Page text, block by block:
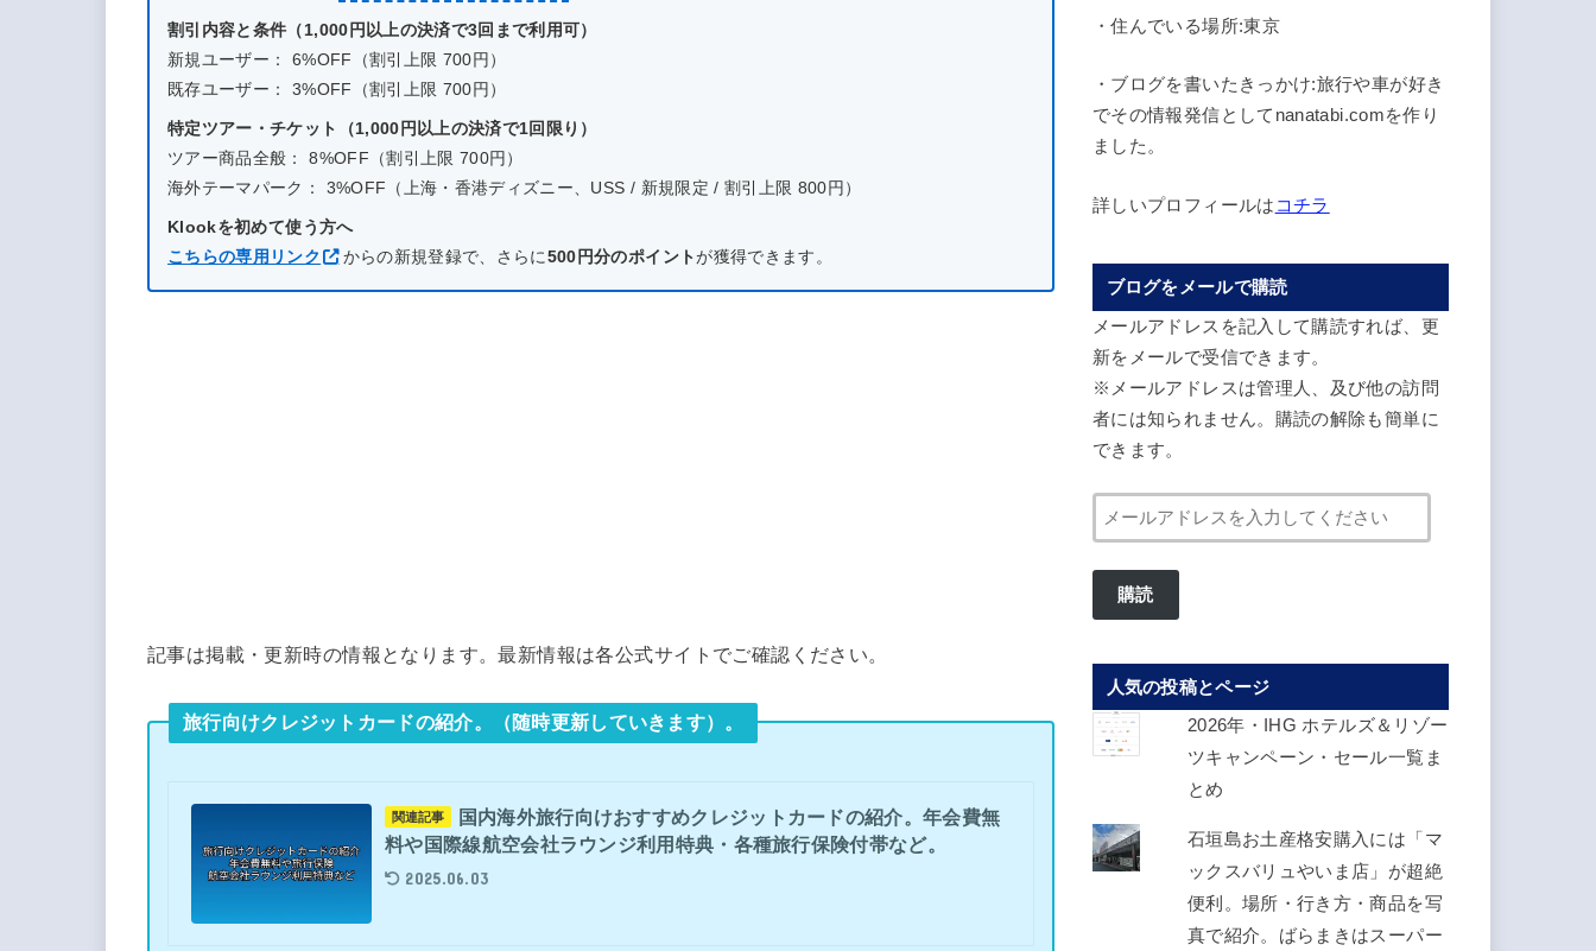
割引内容と条件（1,000円以上の決済で3回まで利用可）
新規ユーザー： 6%OFF（割引上限 700円）
既存ユーザー： 3%OFF（割引上限 700円）
特定ツアー・チケット（1,000円以上の決済で1回限り）
ツアー商品全般： 8%OFF（割引上限 700円）
海外テーマパーク： 3%OFF（上海・香港ディズニー、USS / 新規限定 / 割引上限 800円）
Klookを初めて使う方へ
こちらの専用リンク
からの新規登録で、さらに500円分のポイントが獲得できます。
記事は掲載・更新時の情報となります。最新情報は各公式サイトでご確認ください。
旅行向けクレジットカードの紹介。（随時更新していきます）。
関連記事
国内海外旅行向けおすすめクレジットカードの紹介。年会費無
料や国際線航空会社ラウンジ利用特典・各種旅行保険付帯など。
2025.06.03
・住んでいる場所:東京
・ブログを書いたきっかけ:旅行や車が好き
でその情報発信としてnanatabi.comを作り
ました。
詳しいプロフィールは コチラ
ブログをメールで購読
メールアドレスを記入して購読すれば、更
新をメールで受信できます。
※メールアドレスは管理人、及び他の訪問
者には知られません。購読の解除も簡単に
できます。
ー
ル
レ
ス
を
入
て
く
購読
人気の投稿とページ
2026年・IHG ホテルズ＆リゾー
ツキャンペーン・セール一覧ま
とめ
石垣島お土産格安購入には「マ
ックスバリュやいま店」が超絶
便利。場所・行き方・商品を写
真で紹介。ばらまきはスーパー